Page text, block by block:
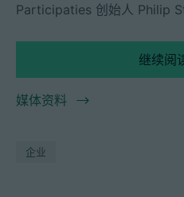
Participaties 创始人 Philip
继续阅
媒体资料
企业